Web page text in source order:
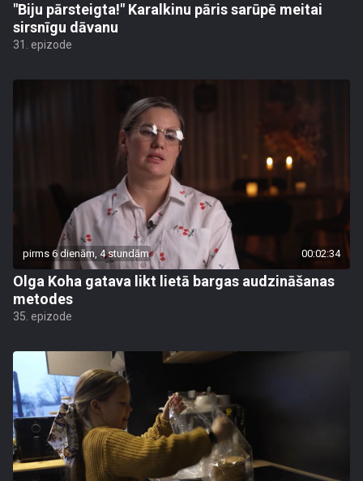
"Biju pārsteigta!" Karalkinu pāris sarūpē meitai
sirsnīgu dāvanu
31. epizode
pirms 6 dienām, 4 stundām 00:02:34
Olga Koha gatava likt lietā bargas audzināšanas
metodes
35. epizode